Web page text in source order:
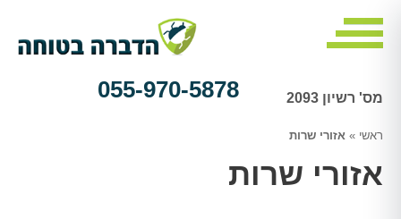
מס' רשיון 2093 055-970-5878
ראשי » אזורי שרות
אזורי שרות